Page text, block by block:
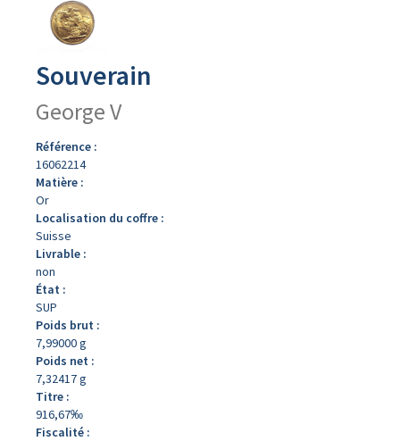
produit
Souverain
George V
Référence :
16062214
Matière :
Or
Localisation du coffre :
Suisse
Livrable :
non
État :
SUP
Poids brut :
7,99000 g
Poids net :
7,32417 g
Titre :
916,67‰
Fiscalité :